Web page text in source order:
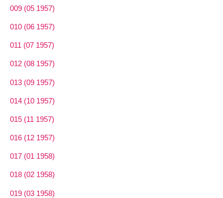
009 (05 1957)
010 (06 1957)
011 (07 1957)
012 (08 1957)
013 (09 1957)
014 (10 1957)
015 (11 1957)
016 (12 1957)
017 (01 1958)
018 (02 1958)
019 (03 1958)